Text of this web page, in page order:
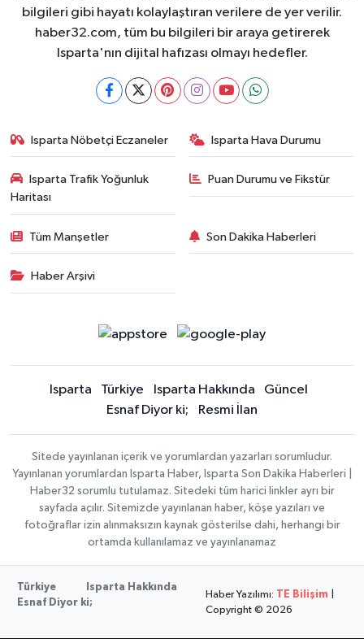
bilgileri gibi hayatı kolaylaştıran verilere de yer verilir.
haber32.com, tüm bu bilgileri bir araya getirerek
Isparta'nın dijital hafızası olmayı hedefler.
Isparta Nöbetçi Eczaneler Isparta Hava Durumu
Isparta Trafik Yoğunluk
Haritası
Puan Durumu ve Fikstür
Tüm Manşetler Son Dakika Haberleri
Haber Arşivi
Isparta Türkiye Isparta Hakkında
Güncel
Esnaf Diyor ki;
Resmi İlan
Sitede yayınlanan içerik ve yorumlardan yazarları sorumludur.
Yayınlanan yorumlardan Isparta Haber, Isparta Son Dakika Haberleri |
Haber32 sorumlu tutulamaz. Sitedeki tüm harici linkler ayrı bir
sayfada açılır. Sitemizde yayınlanan haber, köşe yazıları ve
fotoğraflar izin alınmaksızın kaynak gösterilse dahi, herhangi bir
ortamda kullanılamaz ve yayınlanamaz
Türkiye
Isparta Hakkında
Esnaf Diyor ki;
Haber Yazılımı: TE Bilişim
Copyright © 2026